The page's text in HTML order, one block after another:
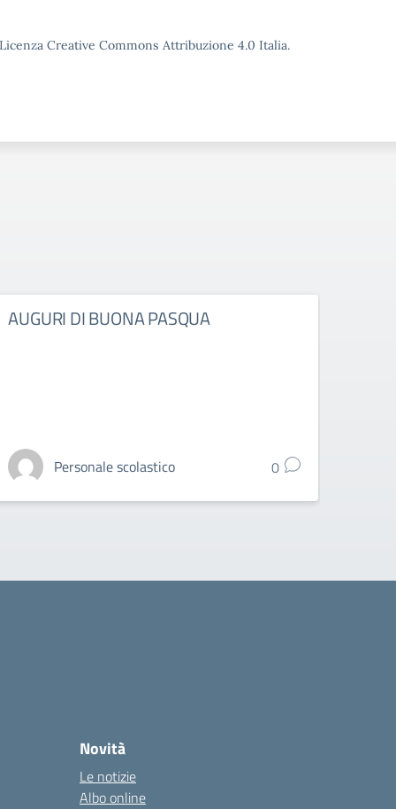
Creative Commons Attribuzione 4.0 Italia.
AUGURI DI BUONA PASQUA
Personale scolastico 0
Novità
Le notizie
Albo online